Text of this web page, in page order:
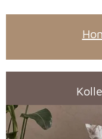
Überspringen